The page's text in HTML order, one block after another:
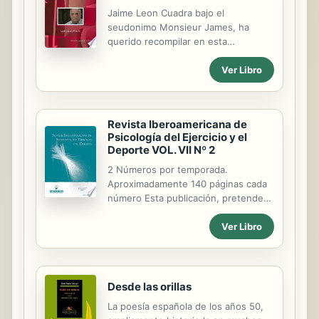
Jaime Leon Cuadra bajo el
seudonimo Monsieur James, ha
querido recompilar en esta
Antologia, segun su criterio y
apreciacion personal, las mejores
obras de los autores que
Ver Libro
Revista Iberoamericana de
Psicología del Ejercicio y el
Deporte VOL. VII Nº 2
2 Números por temporada.
Aproximadamente 140 páginas cada
número Esta publicación, pretende
ser un vehículo de transmisión y
difusión de la Psicología del Ejercicio
y el Deporte. En ella se intenta la
trabajos de investigación, ya sean
teóricos como aplicados, así como de
que se está realizando en nuestro
Ver Libro
Desde las orillas
La poesía española de los años 50,